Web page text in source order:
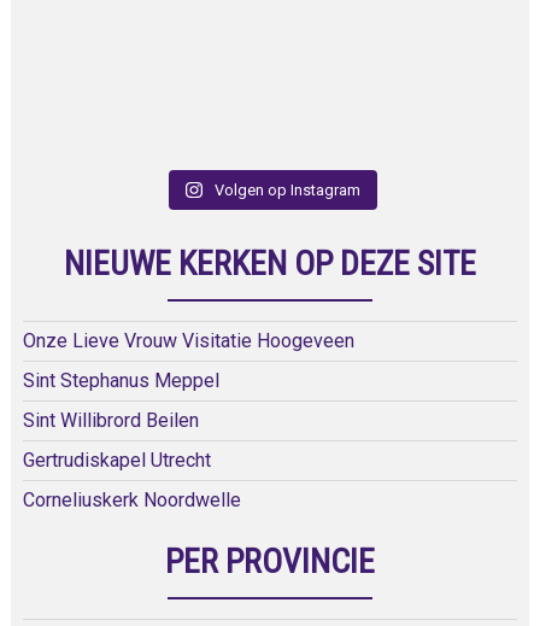
Volgen op Instagram
NIEUWE KERKEN OP DEZE SITE
Onze Lieve Vrouw Visitatie Hoogeveen
Sint Stephanus Meppel
Sint Willibrord Beilen
Gertrudiskapel Utrecht
Corneliuskerk Noordwelle
PER PROVINCIE